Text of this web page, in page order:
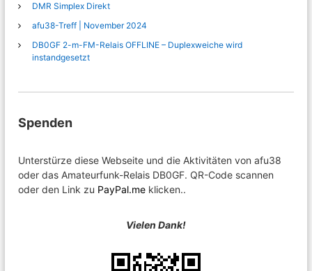
DMR Simplex Direkt
afu38-Treff | November 2024
DB0GF 2-m-FM-Relais OFFLINE – Duplexweiche wird
instandgesetzt
Spenden
Unterstürze diese Webseite und die Aktivitäten von afu38
oder das Amateurfunk-Relais DB0GF. QR-Code scannen
oder den Link zu PayPal.me klicken..
Vielen Dank!